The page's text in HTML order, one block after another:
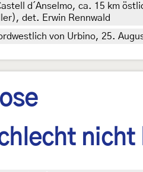
d´Anselmo, ca. 15 km
det. Erwin Rennwald
von Urbino, 25.
nicht